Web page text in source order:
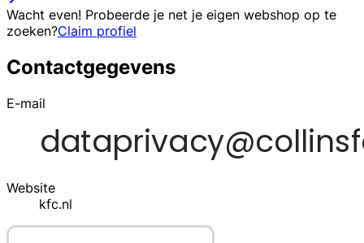
Wacht even! Probeerde je net je eigen webshop op te
zoeken?Claim profiel
Contactgegevens
E-mail
Website
kfc.nl